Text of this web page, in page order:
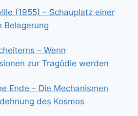
(1955) – Schauplatz einer
Belagerung
– Wenn
zur Tragödie werden
Ende – Die Mechanismen
des Kosmos